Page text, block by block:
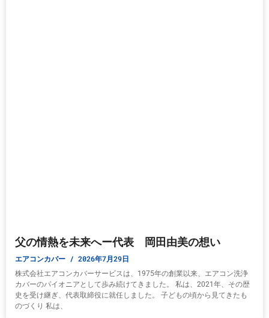
父の情熱を未来へー代表 岡田由美の想い
エアコンカバー 2026年7月29日
株式会社エアコンカバーサービスは、1975年の創業以来、エアコン洗浄
カバーのパイオニアとして歩み続けてきました。 私は、2021年、その歴
史を受け継ぎ、代表取締役に就任しました。 子どもの頃から見てきたも
のづくり 私は、